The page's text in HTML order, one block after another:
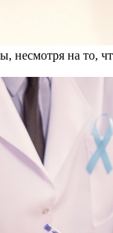
несмотря на то,